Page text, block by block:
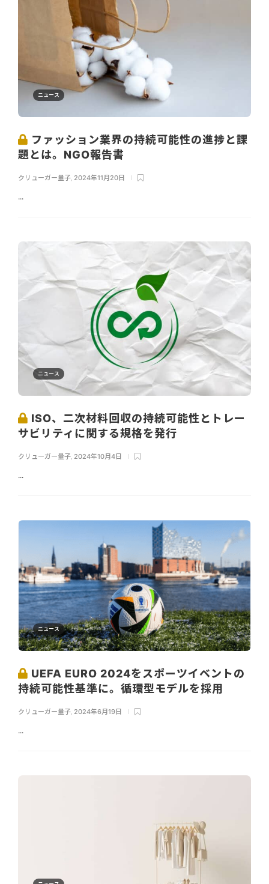
ニュース
ファッション業界の持続可能性の進捗と課
題とは。NGO報告書
クリューガー量子, 2024年11月20日
...
ニュース
ISO、二次材料回収の持続可能性とトレー
サビリティに関する規格を発行
クリューガー量子 2024年10月4日
...
ニュース
UEFA EURO 2024をスポーツイベントの
持続可能性基準に。循環型モデルを採用
クリューガー量子 2024年6月19日
...